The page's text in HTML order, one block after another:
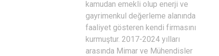
kamudan emekli olup enerji ve
gayrimenkul değerleme alanında
faaliyet gösteren kendi firmasını
kurmuştur. 2017-2024 yılları
arasında Mimar ve Mühendisler